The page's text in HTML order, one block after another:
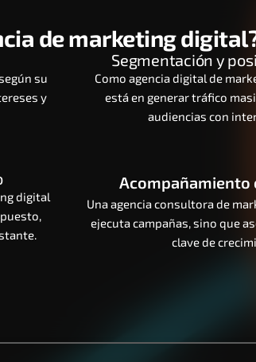
de marketing
su
y
Segmentación y
Como agencia digital de
está en generar tráfico
audiencias con
digital
Acompañamiento
Una agencia consultora de
ejecuta campañas, sino que
clave de